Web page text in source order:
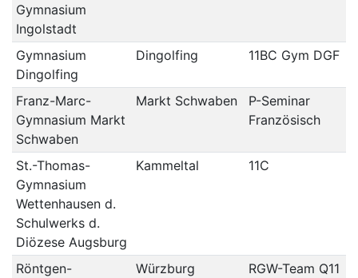
Gymnasium
Ingolstadt
Gymnasium
Dingolfing
Dingolfing 11BC Gym DGF
Franz-Marc-
Gymnasium Markt
Schwaben
Markt Schwaben
P-Seminar
Französisch
St.-Thomas-
Gymnasium
Wettenhausen d.
Schulwerks d.
Diözese Augsburg
Kammeltal 11C
Röntgen-
Würzburg RGW-Team Q11